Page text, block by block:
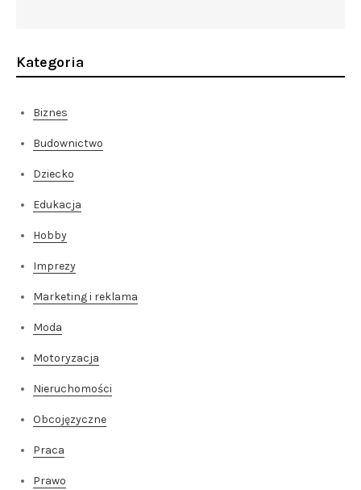
Kategoria
Biznes
Budownictwo
Dziecko
Edukacja
Hobby
Imprezy
Marketing i reklama
Moda
Motoryzacja
Nieruchomości
Obcojęzyczne
Praca
Prawo